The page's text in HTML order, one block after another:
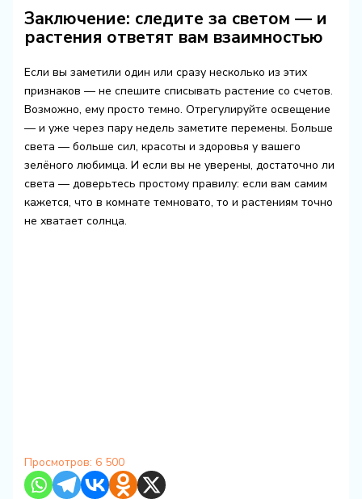
Заключение: следите за светом — и
растения ответят вам взаимностью
Если вы заметили один или сразу несколько из этих
признаков — не спешите списывать растение со счетов.
Возможно, ему просто темно. Отрегулируйте освещение
— и уже через пару недель заметите перемены. Больше
света — больше сил, красоты и здоровья у вашего
зелёного любимца. И если вы не уверены, достаточно ли
света — доверьтесь простому правилу: если вам самим
кажется, что в комнате темновато, то и растениям точно
не хватает солнца.
Просмотров: 6 500